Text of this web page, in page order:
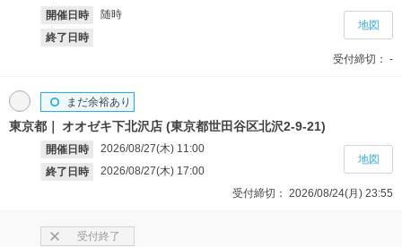
開催日時
随時
終了日時
受付締切： -
地図
東京都 オオゼキ下北沢店 (東京都世田谷区北沢2-9-21)
開催日時 2026/08/27(木) 11:00
終了日時
2026/08/27(木) 17:00
まだ余裕あり
受付締切： 2026/08/24(月) 23:55
地図
受付終了